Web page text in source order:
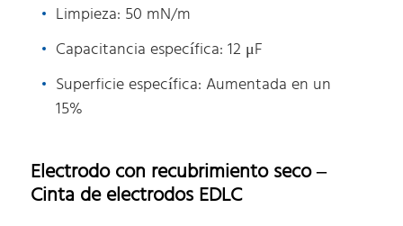
Limpieza: 50 mN/m
Capacitancia específica: 12 μF
Superficie específica: Aumentada en un
15%
Electrodo con recubrimiento seco –
Cinta de electrodos EDLC